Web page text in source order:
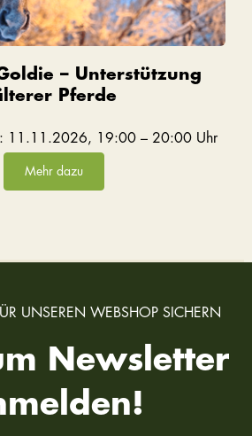
– Unterstützung
Pferde
11.11.2026, 19:00 – 20:00 Uhr
Mehr dazu
UNSEREN WEBSHOP SICHERN
Newsletter